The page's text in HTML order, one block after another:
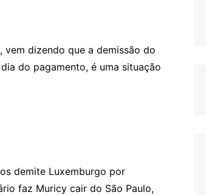
vem dizendo que a demissão do
do pagamento, é uma situação
demite Luxemburgo por
faz Muricy cair do São Paulo,